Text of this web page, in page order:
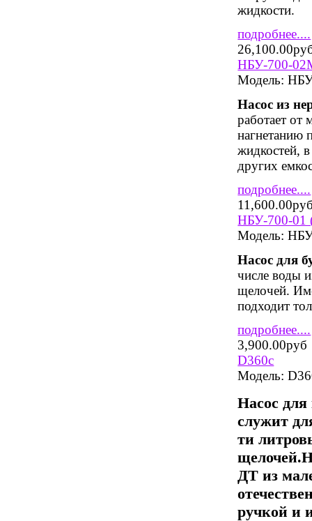
жидкости.
подробнее....
НБУ-700-
Модель:
Насос из
работает от
нагнетанию
жидкостей,
других
подробнее....
НБУ-700-01
Модель:
Насос для
числе воды
щелочей.
подходит
подробнее....
3,900.00руб
D360c
Модель:
Насос
служит
ти
щелочей.
ДТ из
ручкой и